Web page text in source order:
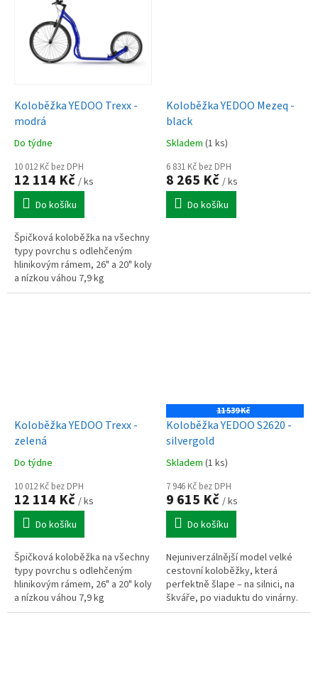
Koloběžka YEDOO Trexx -
modrá
Do týdne
10 012 Kč bez DPH
12 114 Kč / ks
Do košíku
Špičková koloběžka na všechny
typy povrchu s odlehčeným
hlinikovým rámem, 26" a 20" koly
a nízkou váhou 7,9 kg
Koloběžka YEDOO Mezeq -
black
Skladem (1 ks)
6 831 Kč bez DPH
8 265 Kč / ks
Do košíku
Koloběžka YEDOO Trexx -
zelená
Do týdne
10 012 Kč bez DPH
12 114 Kč / ks
Do košíku
Špičková koloběžka na všechny
typy povrchu s odlehčeným
hlinikovým rámem, 26" a 20" koly
a nízkou váhou 7,9 kg
11 539 Kč
Koloběžka YEDOO S2620 -
silvergold
Skladem (1 ks)
7 946 Kč bez DPH
9 615 Kč / ks
Do košíku
Nejuniverzálnější model velké
cestovní koloběžky, která
perfektně šlape – na silnici, na
škváře, po viaduktu do vinárny.
S velkými koly dojedete nejdál.